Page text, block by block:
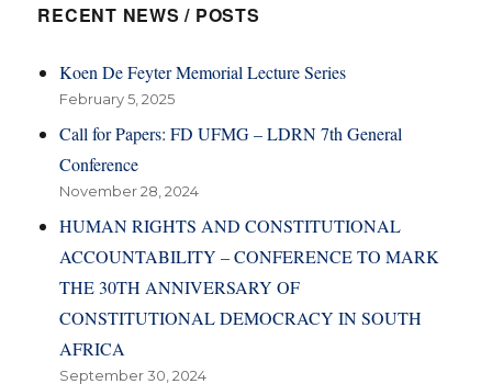
RECENT NEWS / POSTS
Koen De Feyter Memorial Lecture Series
February 5, 2025
Call for Papers: FD UFMG – LDRN 7th General
Conference
November 28, 2024
HUMAN RIGHTS AND CONSTITUTIONAL
ACCOUNTABILITY – CONFERENCE TO MARK
THE 30TH ANNIVERSARY OF
CONSTITUTIONAL DEMOCRACY IN SOUTH
AFRICA
September 30, 2024